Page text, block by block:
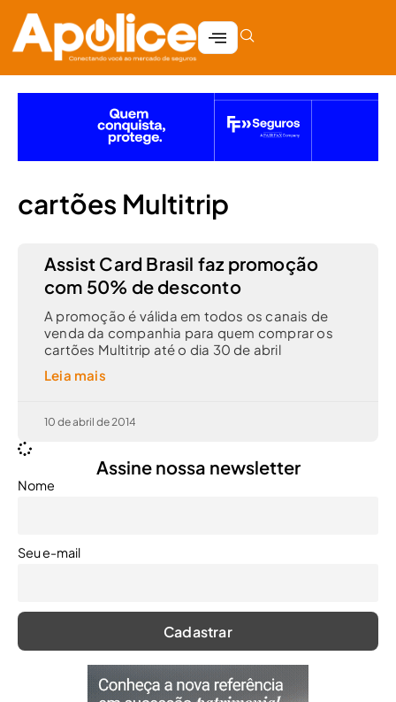
cartões Multitrip
Assist Card Brasil faz promoção
com 50% de desconto
A promoção é válida em todos os canais de
venda da companhia para quem comprar os
cartões Multitrip até o dia 30 de abril
Leia mais
10 de abril de 2014
Assine nossa newsletter
Nome
Seu e-mail